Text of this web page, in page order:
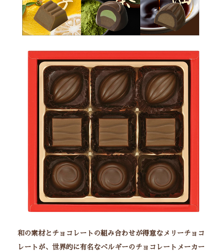
和の素材とチョコレートの組み合わせが得意なメリーチョコ
レートが、世界的に有名なベルギーのチョコレートメーカー